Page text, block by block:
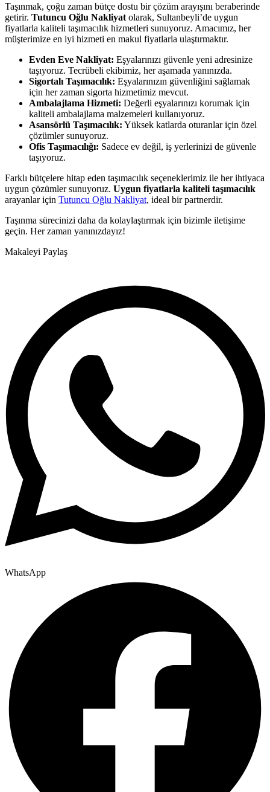
Taşınmak, çoğu zaman bütçe dostu bir çözüm arayışını beraberinde
getirir. Tutuncu Oğlu Nakliyat olarak, Sultanbeyli’de uygun
fiyatlarla kaliteli taşımacılık hizmetleri sunuyoruz. Amacımız, her
müşterimize en iyi hizmeti en makul fiyatlarla ulaştırmaktır.
Evden Eve Nakliyat: Eşyalarınızı güvenle yeni adresinize
taşıyoruz. Tecrübeli ekibimiz, her aşamada yanınızda.
Sigortalı Taşımacılık: Eşyalarınızın güvenliğini sağlamak
için her zaman sigorta hizmetimiz mevcut.
Ambalajlama Hizmeti: Değerli eşyalarınızı korumak için
kaliteli ambalajlama malzemeleri kullanıyoruz.
Asansörlü Taşımacılık: Yüksek katlarda oturanlar için özel
çözümler sunuyoruz.
Ofis Taşımacılığı: Sadece ev değil, iş yerlerinizi de güvenle
taşıyoruz.
Farklı bütçelere hitap eden taşımacılık seçeneklerimiz ile her ihtiyaca
uygun çözümler sunuyoruz. Uygun fiyatlarla kaliteli taşımacılık
arayanlar için Tutuncu Oğlu Nakliyat, ideal bir partnerdir.
Taşınma sürecinizi daha da kolaylaştırmak için bizimle iletişime
geçin. Her zaman yanınızdayız!
Makaleyi Paylaş
WhatsApp